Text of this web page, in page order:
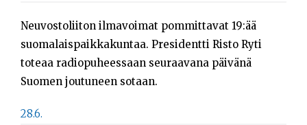
Neuvostoliiton ilmavoimat pommittavat 19:ää
suomalaispaikkakuntaa. Presidentti Risto Ryti
toteaa radiopuheessaan seuraavana päivänä
Suomen joutuneen sotaan.
28.6.